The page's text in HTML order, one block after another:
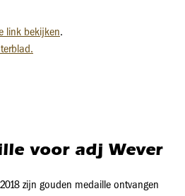
link bekijken.
voor adj Wever
zijn gouden medaille ontvangen